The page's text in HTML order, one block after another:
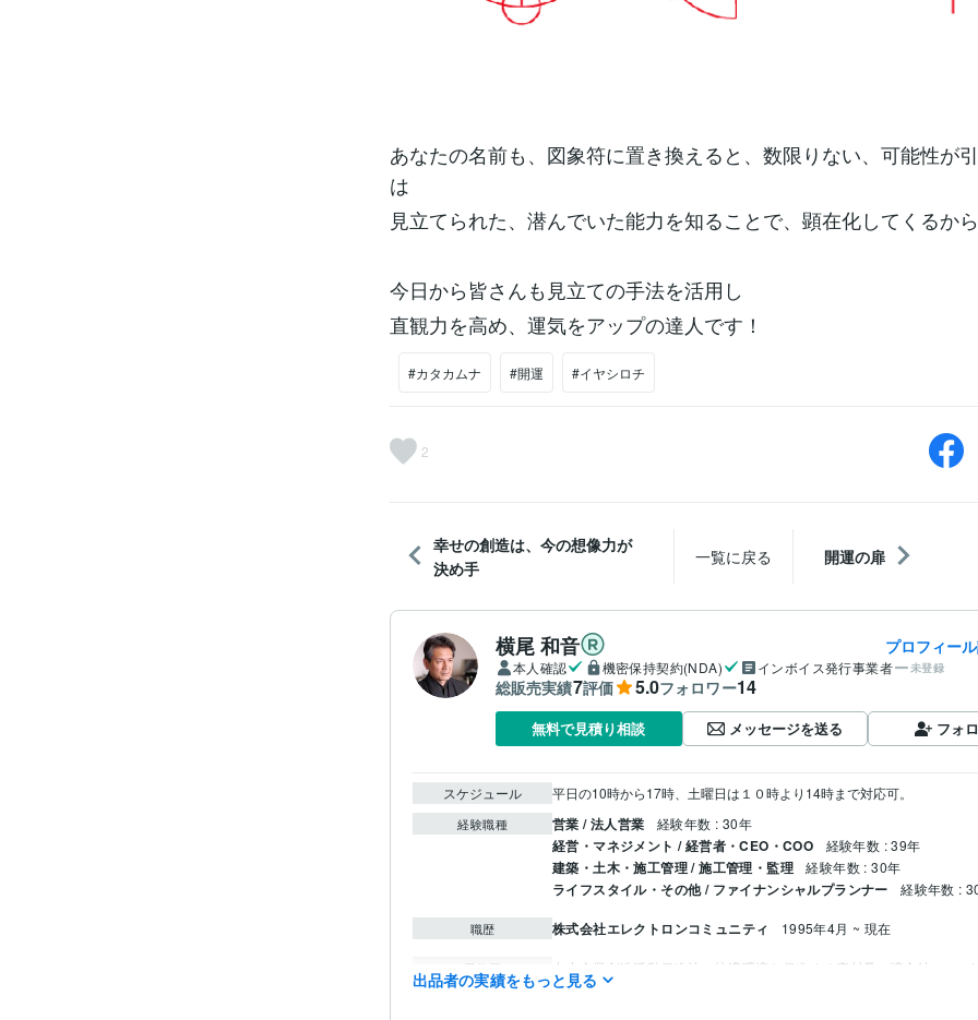
あなたの名前も、図象符に置き換えると、数限りない、可能性が
は
見立てられた、潜んでいた能力を知ることで、顕在化してくるか
今日から皆さんも見立ての手法を活用し
直観力を高め、運気をアップの達人です！
#カタカムナ #開運 #イヤシロチ
2
幸せの創造は、今の想像力が
決め手
一覧に戻る 開運の扉
横尾 和音 プロフィー
本人確認 機密保持契約(NDA) インボイス発行事業者 未登録
総販売実績7評価 5.0フォロワー14
無料で見積り相談 メッセージを送る フォ
スケジュール 平日の10時から17時、土曜日は１０時より14時まで対応可。
経験職種 営業 / 法人営業 経験年数 : 30年
経営・マネジメント / 経営者・CEO・COO 経験年数 : 39年
建築・土木・施工管理 / 施工管理・監理 経験年数 : 30年
ライフスタイル・その他 / ファイナンシャルプランナー 経験年数 :
職歴 株式会社エレクトロンコミュニティ 1995年4月 ~ 現在
受賞歴 中小企業創造活動促進法（快適環境を促進する素材及び適合法）
カ
座、イヤシロチ化講座
出品者の実績をもっと見る